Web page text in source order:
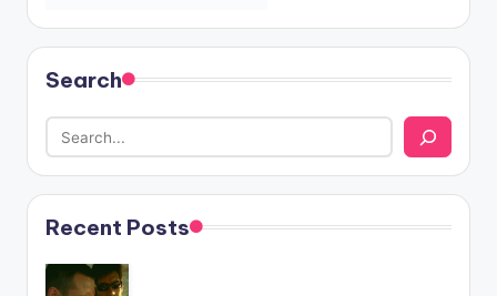
Search
Recent Posts